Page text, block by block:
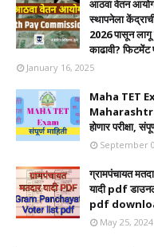
आठवा वेतन आयोग
स्थापनेला
2026 पासून लागू
काढावी?
January 16, 2025
Maha TET
Maharashtra
होणार परीक्षा,
September
ग्रामपंचायत
यादी pdf
pdf
May 25, 2024